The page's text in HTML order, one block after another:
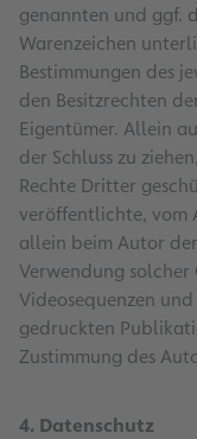
genannten und ggf.
Warenzeichen
Bestimmungen des
den Besitzrechten
Eigentümer. Allein
der Schluss zu
Rechte Dritter
veröffentlichte, vom
allein beim Autor
Verwendung solcher
Videosequenzen
gedruckten
Zustimmung des
4. Datenschutz